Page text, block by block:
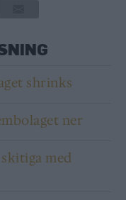
shrinks
ner
med